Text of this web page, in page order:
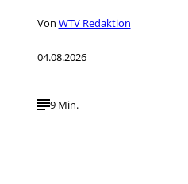
Von WTV Redaktion
04.08.2026
9 Min.